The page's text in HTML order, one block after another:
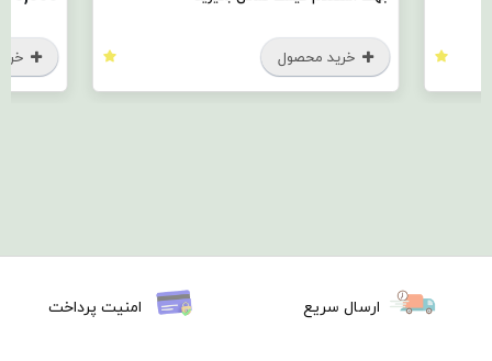
خرید محصول
ارسال سریع امنیت پرداخت